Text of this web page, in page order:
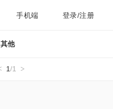
手机端 登录/注册
其他
1/1